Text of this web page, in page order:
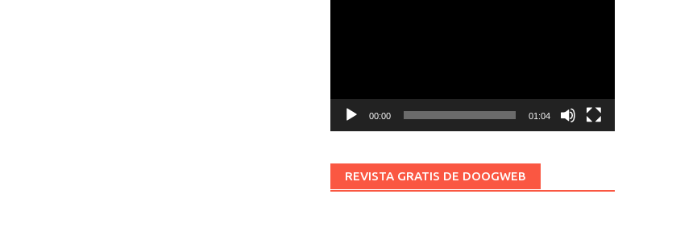
00:00 01:04
REVISTA GRATIS DE DOOGWEB